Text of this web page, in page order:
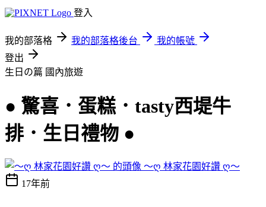
登入
我的部落格 我的部落格後台
我的帳號
登出
生日の篇 國內旅遊
● 驚喜．蛋糕．tasty西堤牛
排．生日禮物 ●
～ღ 林家花園好讚 ღ～
17年前